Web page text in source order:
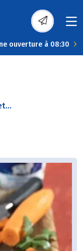
ouverture à 08:30